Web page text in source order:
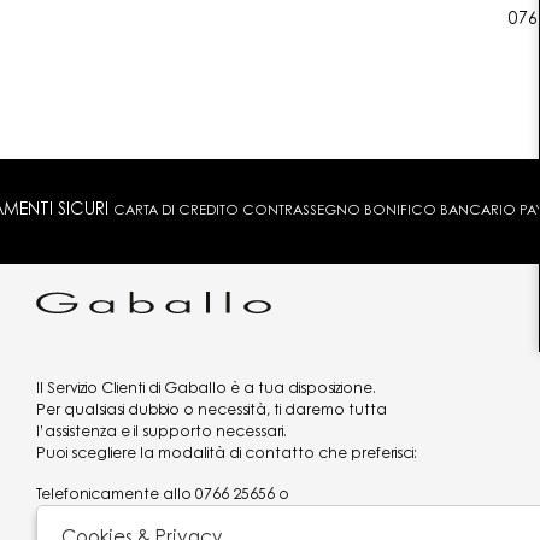
SICURI CARTA DI CREDITO CONTRASSEGNO BONIFICO BANCARIO
Il Servizio Clienti di Gaballo è a tua disposizione.
Per qualsiasi dubbio o necessità, ti daremo tutta
l’assistenza e il supporto necessari.
Puoi scegliere la modalità di contatto che preferisci:
Telefonicamente allo 0766 25656 o